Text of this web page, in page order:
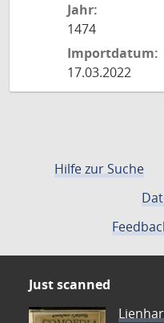
Jahr:
1474
Importdatum:
17.03.2022
Hilfe zur Suche
Just scanned